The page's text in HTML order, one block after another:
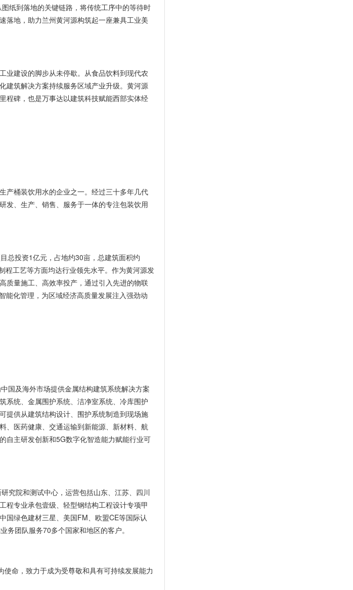
纸到落地的关键链路，将传统工序中的等待时
落地，助力兰州黄河源构筑起一座兼具工业美
业建设的脚步从未停歇。从食品饮料到现代农
建筑解决方案持续服务区域产业升级。黄河源
程碑，也是万事达以建筑科技赋能西部实体经
产桶装饮用水的企业之一。经过三十多年几代
发、生产、销售、服务于一体的专注包装饮用
总投资1亿元，占地约30亩，总建筑面积约
程工艺等方面均达行业领先水平。作为黄河源发
质量施工、高效率投产，通过引入先进的物联
能化管理，为区域经济高质量发展注入强劲动
国及海外市场提供金属结构建筑系统解决方案
系统、金属围护系统、洁净室系统、冷库围护
提供从建筑结构设计、围护系统制造到现场施
、医药健康、交通运输到新能源、新材料、航
自主研发创新和5G数字化智造能力赋能行业可
究院和测试中心，运营包括山东、江苏、四川
程专业承包壹级、轻型钢结构工程设计专项甲
国绿色建材三星、美国FM、欧盟CE等国际认
务团队服务70多个国家和地区的客户。
使命，致力于成为受尊敬和具有可持续发展能力